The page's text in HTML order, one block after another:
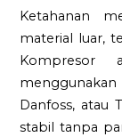
Ketahanan
material luar,
Kompresor
Danfoss, atau
stabil tanpa